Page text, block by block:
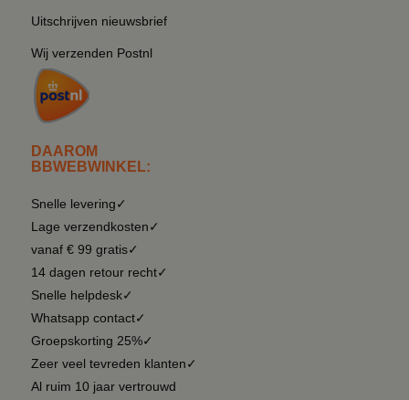
Uitschrijven nieuwsbrief
Wij verzenden Postnl
DAAROM
BBWEBWINKEL:
Snelle levering✓
Lage verzendkosten✓
vanaf € 99 gratis✓
14 dagen retour recht✓
Snelle helpdesk✓
Whatsapp contact✓
Groepskorting 25%✓
Zeer veel tevreden klanten✓
Al ruim 10 jaar vertrouwd